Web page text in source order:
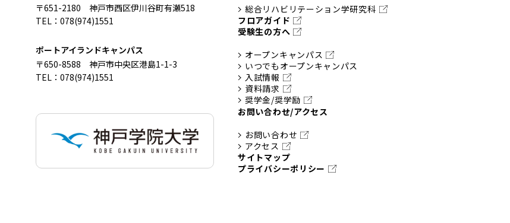
〒651-2180 神戸市西区伊川谷町有瀬518
TEL：078(974)1551
ポートアイランドキャンパス
〒650-8588 神戸市中央区港島1-1-3
TEL：078(974)1551
総合リハビリテーション学研究科
フロアガイド
受験生の方へ
オープンキャンパス
いつでもオープンキャンパス
入試情報
資料請求
奨学金/奨学励
お問い合わせ/アクセス
お問い合わせ
アクセス
サイトマップ
プライバシーポリシー